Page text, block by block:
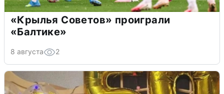
«Крылья Советов» проиграли
«Балтике»
8 августа 2